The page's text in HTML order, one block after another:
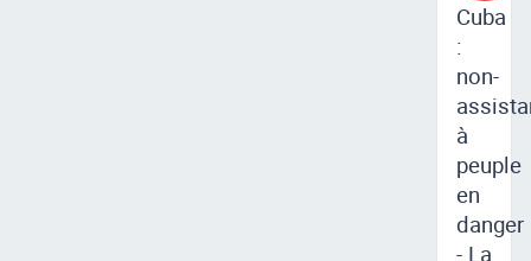
Cuba
:
non-
à
peuple
en
danger
- La